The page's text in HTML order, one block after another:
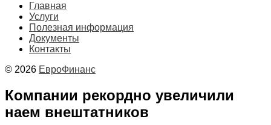
Главная
Услуги
Полезная информация
Документы
Контакты
© 2026 ЕвроФинанс
Компании рекордно увеличили
наем внештатников